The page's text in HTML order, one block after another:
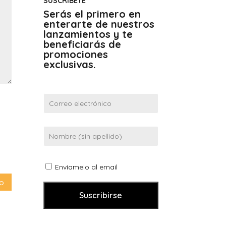
Serás el primero en
enterarte de nuestros
lanzamientos y te
beneficiarás de
promociones
exclusivas.
Envíamelo al email